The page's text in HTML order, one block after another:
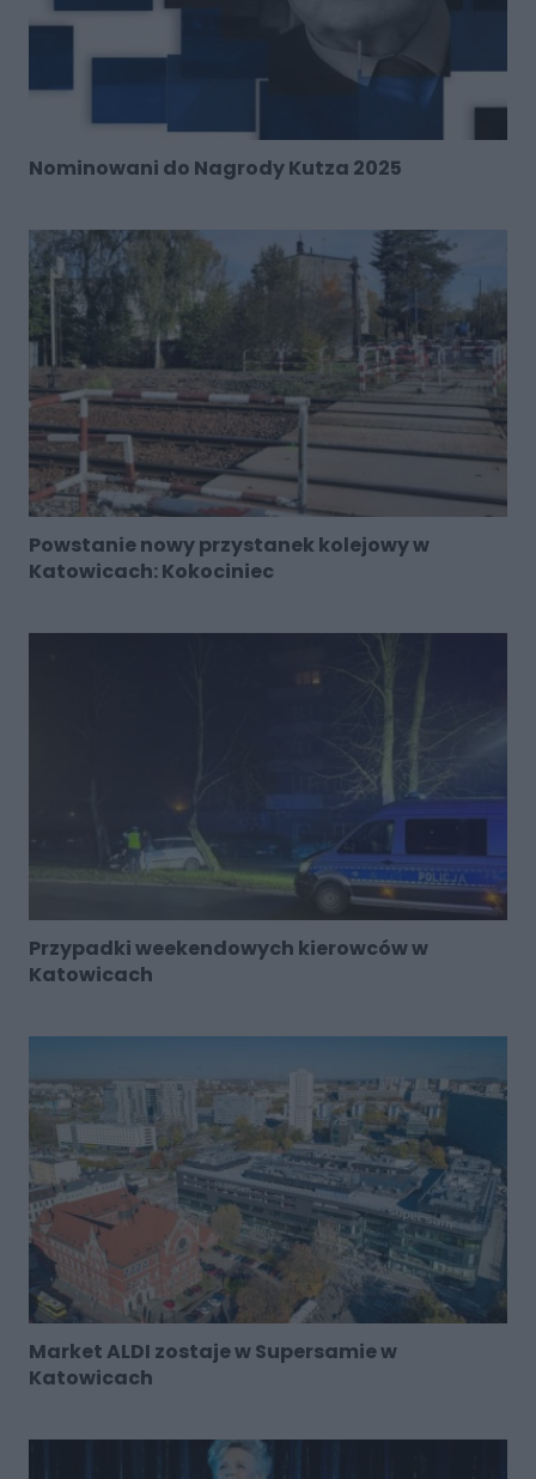
Nominowani do Nagrody Kutza 2025
Powstanie nowy przystanek kolejowy w
Katowicach: Kokociniec
Przypadki weekendowych kierowców w
Katowicach
Market ALDI zostaje w Supersamie w
Katowicach